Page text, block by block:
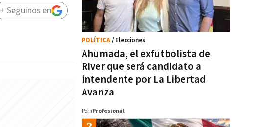
+ Seguinos en
Ahumada, el exfutbolista de
River que será candidato a
intendente por La Libertad
Avanza
POLÍTICA/ Elecciones
Por iProfesional